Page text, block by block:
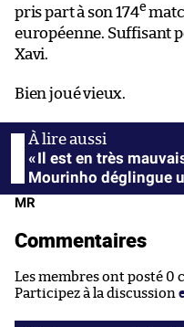
pris part à son 174e
européenne. Suffisant
Xavi.
Bien joué vieux.
« Il est en très
Mourinho déglingue
MR
Commentaires
Les membres ont posté 0
Participez à la discussion